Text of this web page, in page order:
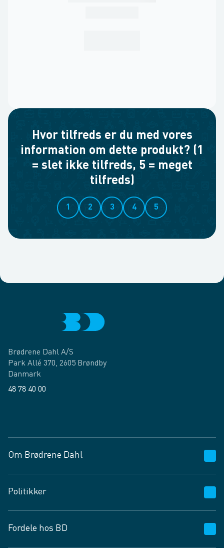
Hvor tilfreds er du med vores
information om dette produkt? (1
= slet ikke tilfreds, 5 = meget
tilfreds)
1 2 3 4 5
Brødrene Dahl A/S
Park Allé 370, 2605 Brøndby
Danmark
48 78 40 00
Om Brødrene Dahl
Vagttelefon 30 10 89 89
Spørgsmål og svar
Job og karriere
Politikker
Privatlivspolitik
Fordele hos BD